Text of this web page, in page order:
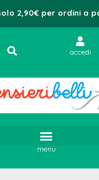
2,90€ per ordini a
accedi
menu